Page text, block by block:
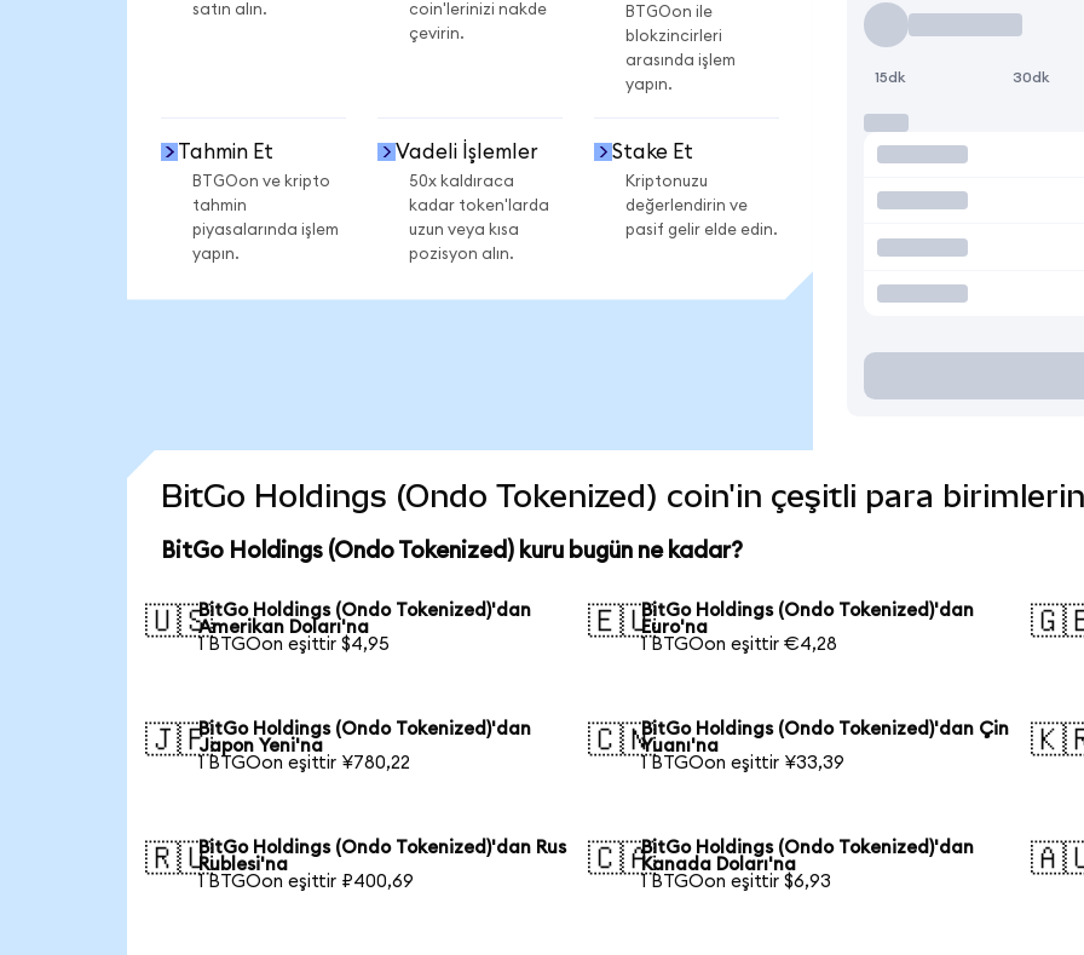
satın alın.
coin'lerinizi nakde
çevirin.
BTGOon ile
blokzincirleri
arasında işlem
yapın.
Tahmin Et
BTGOon ve kripto
tahmin
piyasalarında işlem
yapın.
Vadeli İşlemler
50x kaldıraca
kadar token'larda
uzun veya kısa
pozisyon alın.
Stake Et
Kriptonuzu
değerlendirin ve
pasif gelir elde edin.
15dk 30dk
BitGo Holdings (Ondo Tokenized) coin'in çeşitli para
BitGo Holdings (Ondo Tokenized) kuru bugün ne kadar?
🇺🇸BitGo Holdings (Ondo Tokenized)'dan
Amerikan Doları'na
1 BTGOon eşittir $4,95
🇪🇺BitGo Holdings (Ondo Tokenized)'dan
Euro'na
1 BTGOon eşittir €4,28
🇯🇵BitGo Holdings (Ondo Tokenized)'dan
Japon Yeni'na
1 BTGOon eşittir ¥780,22
🇨🇳BitGo Holdings (Ondo Tokenized)'dan Çin
Yuanı'na
1 BTGOon eşittir ¥33,39
🇷🇺BitGo Holdings (Ondo Tokenized)'dan Rus
Rublesi'na
1 BTGOon eşittir ₽400,69
🇨🇦BitGo Holdings (Ondo Tokenized)'dan
Kanada Doları'na
1 BTGOon eşittir $6,93